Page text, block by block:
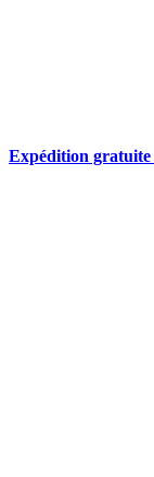
Expédition gratuite